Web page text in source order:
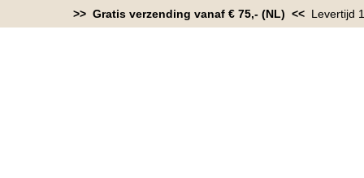
naar
>> Gratis verzending vanaf € 75,- (NL) <<Levertijd